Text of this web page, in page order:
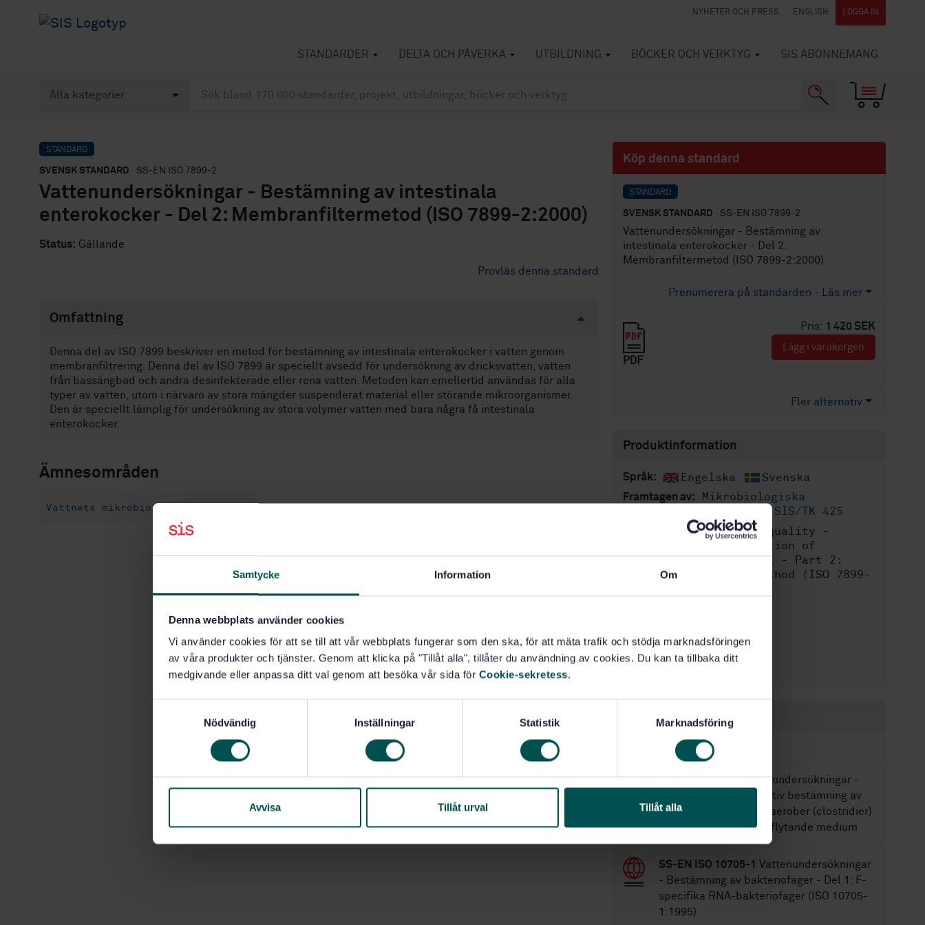
Samtycke Information Om
Denna webbplats använder cookies
Vi använder cookies för att se till att vår webbplats fungerar som den ska, för att mäta trafik och stödja marknadsföringen
av våra produkter och tjänster. Genom att klicka på "Tillåt alla", tillåter du användning av cookies. Du kan ta tillbaka ditt
medgivande eller anpassa ditt val genom att besöka vår sida för Cookie-sekretess.
s
Nödvändig Inställningar Statistik Marknadsföring
Avvisa Tillåt urval Tillåt alla
NYHETER OCH PRESS ENGLISH LOGGA IN
STANDARDER DELTA OCH PÅVERKA UTBILDNING BÖCKER OCH VERKTYG SIS ABONNEMANG
STANDARD
SVENSK STANDARD · SS-EN ISO 7899-2
Vattenundersökningar - Bestämning av intestinala
enterokocker - Del 2: Membranfiltermetod (ISO 7899-2:2000)
Status: Gällande
Provläs denna standard
Omfattning
Denna del av ISO 7899 beskriver en metod för bestämning av intestinala enterokocker i vatten genom
membranfiltrering. Denna del av ISO 7899 är speciellt avsedd för undersökning av dricksvatten, vatten
från bassängbad och andra desinfekterade eller rena vatten. Metoden kan emellertid användas för alla
typer av vatten, utom i närvaro av stora mängder suspenderat material eller störande mikroorganismer.
Den är speciellt lämplig för undersökning av stora volymer vatten med bara några få intestinala
enterokocker.
Ämnesområden
Vattnets mikrobiologi (07.100.20)
Köp denna standard
STANDARD
SVENSK STANDARD · SS-EN ISO 7899-2
Vattenundersökningar - Bestämning av
intestinala enterokocker - Del 2:
Membranfiltermetod (ISO 7899-2:2000)
Prenumerera på standarden - Läs mer
Pris: 1 420 SEK
PDF
Lägg i varukorgen
Fler alternativ
Produktinformation
Språk: Engelska Svenska
Framtagen av:
Mikrobiologiska
vattenundersökningar, SIS/TK 425
Internationell titel:Water quality -
Detection and enumeration of
intestinal enterococci - Part 2:
Membrane filtration method (ISO 7899-
Fastställd:2000-10-13
Inom samma område
STANDARDER
SS-EN 26461-1Vattenundersökningar -
Kvalitativ och kvantitativ bestämning av
sulfit-reducerande anaerober (clostridier)
- Del 1: Anrikning i ett flytande medium
SS-EN ISO 10705-1 Vattenundersökningar
- Bestämning av bakteriofager - Del 1: F-
specifika RNA-bakteriofager (ISO 10705-
1:1995)